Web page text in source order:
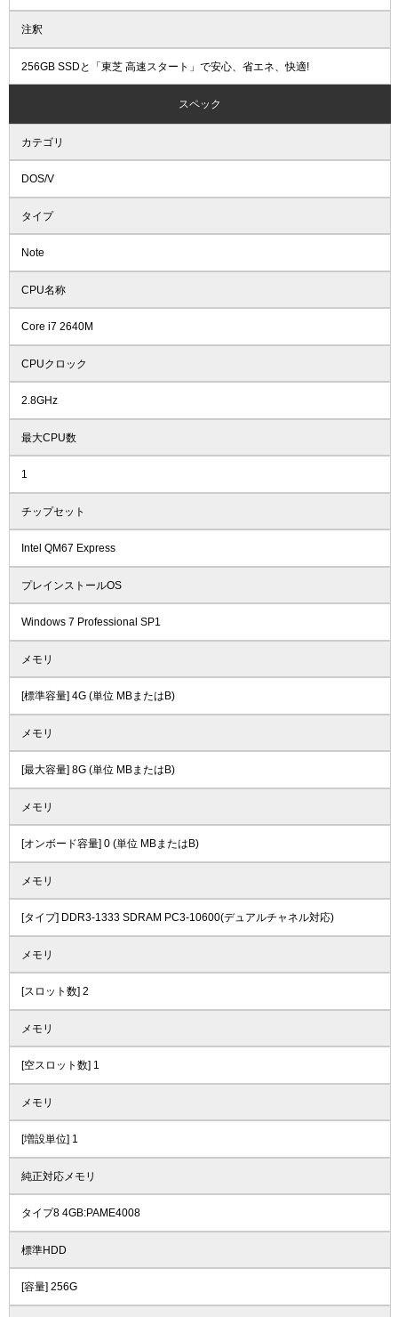
注釈
256GB SSDと「東芝 高速スタート」で安心、省エネ、快適!
スペック
カテゴリ
DOS/V
タイプ
Note
CPU名称
Core i7 2640M
CPUクロック
2.8GHz
最大CPU数
1
チップセット
Intel QM67 Express
プレインストールOS
Windows 7 Professional SP1
メモリ
[標準容量] 4G (単位 MBまたはB)
メモリ
[最大容量] 8G (単位 MBまたはB)
メモリ
[オンボード容量] 0 (単位 MBまたはB)
メモリ
[タイプ] DDR3-1333 SDRAM PC3-10600(デュアルチャネル対応)
メモリ
[スロット数] 2
メモリ
[空スロット数] 1
メモリ
[増設単位] 1
純正対応メモリ
タイプ8 4GB:PAME4008
標準HDD
[容量] 256G